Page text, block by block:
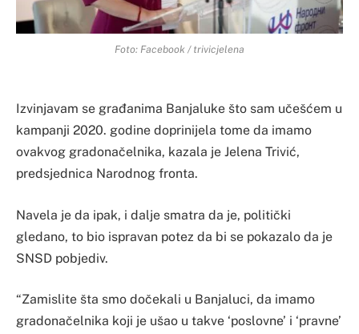
Foto: Facebook / trivicjelena
Izvinjavam se građanima Banjaluke što sam učešćem u
kampanji 2020. godine doprinijela tome da imamo
ovakvog gradonačelnika, kazala je Jelena Trivić,
predsjednica Narodnog fronta.
Navela je da ipak, i dalje smatra da je, politički
gledano, to bio ispravan potez da bi se pokazalo da je
SNSD pobjediv.
“Zamislite šta smo dočekali u Banjaluci, da imamo
gradonačelnika koji je ušao u takve ‘poslovne’ i ‘pravne’